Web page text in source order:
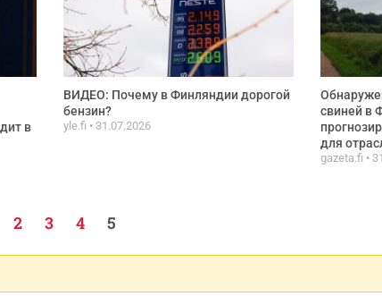
в
ВИДЕО: Почему в Финляндии дорогой
бензин?
yle.fi 31.07.2026
свиней в
для
gazeta.fi
2 3 4 5